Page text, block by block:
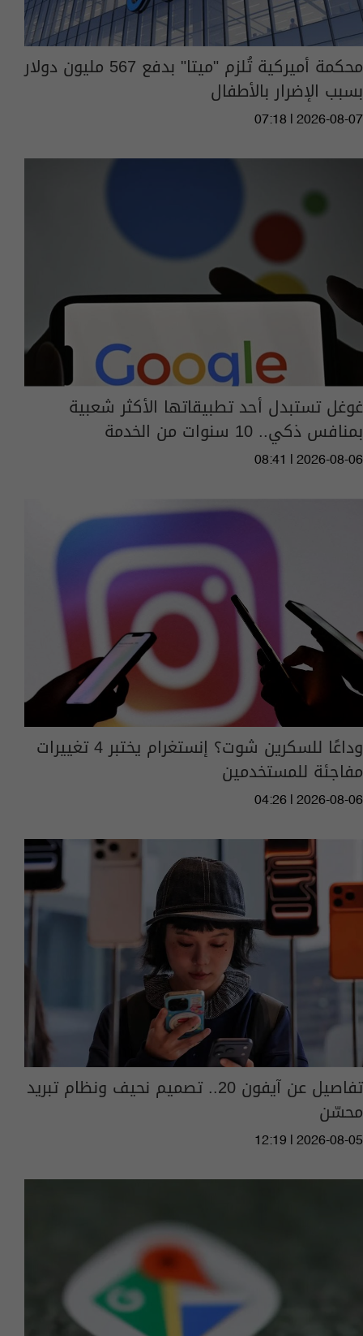
محكمة أميركية تُلزم "ميتا" بدفع 567 مليون دولار
بسبب الإضرار بالأطفال
07:18 | 2026-08-07
غوغل تستبدل أحد تطبيقاتها الأكثر شعبية
بمنافس ذكي.. 10 سنوات من الخدمة
08:41 | 2026-08-06
وداعًا للسكرين شوت؟ إنستغرام يختبر 4 تغييرات
مفاجئة للمستخدمين
04:26 | 2026-08-06
تفاصيل عن آيفون 20.. تصميم نحيف ونظام تبريد
محسّن
12:19 | 2026-08-05